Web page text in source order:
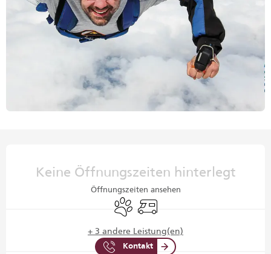
Keine Öffnungszeiten hinterlegt
Öffnungszeiten ansehen
Tiere erlaubtEmpfang von Wohnmobilen
+ 3 andere Leistung(en)
Kontakt